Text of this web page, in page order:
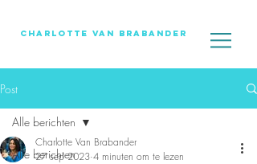
Charlotte Van Brabander
Post
Alle berichten
Alle berichten
Charlotte Van Brabander
27 sep 2023 4 minuten om te lezen